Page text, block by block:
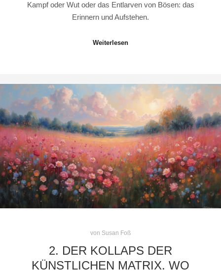
Kampf oder Wut oder das Entlarven von Bösen: das
Erinnern und Aufstehen.
Weiterlesen
von Susan Foß
2. DER KOLLAPS DER
KÜNSTLICHEN MATRIX. WO